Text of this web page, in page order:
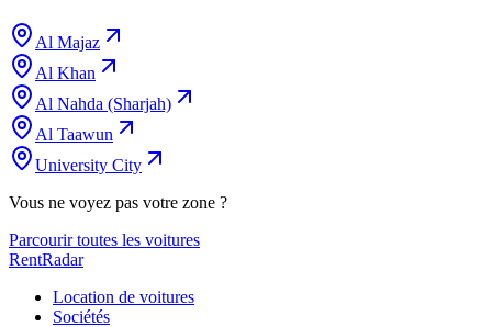
Al Majaz
Al Khan
Al Nahda (Sharjah)
Al Taawun
University City
Vous ne voyez pas votre zone ?
Parcourir toutes les voitures
RentRadar
Location de voitures
Sociétés